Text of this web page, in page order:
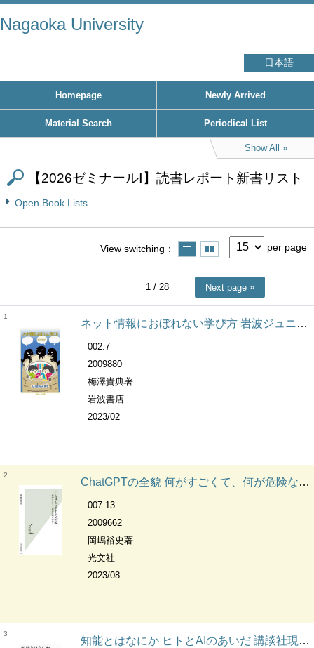
Nagaoka University
日本語
Homepage Newly Arrived
Material Search Periodical List
Show All
【2026ゼミナールⅠ】読書レポート新書リスト
Open Book Lists
View switching per page
1/ 28 Next page
1
ネット情報におぼれない学び方 岩波ジュニア新書
002.7
2009880
梅澤貴典著
岩波書店
2023/02
2
ChatGPTの全貌 何がすごくて、何が危険なのか? 光文社新書
007.13
2009662
岡嶋裕史著
光文社
2023/08
3
知能とはなにか ヒトとAIのあいだ 講談社現代新書